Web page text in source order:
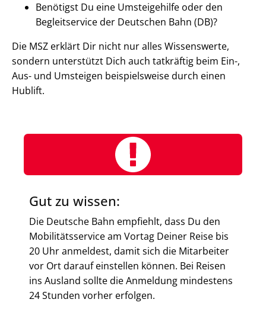
Benötigst Du eine Umsteigehilfe oder den
Begleitservice der Deutschen Bahn (DB)?
Die MSZ erklärt Dir nicht nur alles Wissenswerte,
sondern unterstützt Dich auch tatkräftig beim Ein-,
Aus- und Umsteigen beispielsweise durch einen
Hublift.
Gut zu wissen:
Die Deutsche Bahn empfiehlt, dass Du den
Mobilitätsservice am Vortag Deiner Reise bis
20 Uhr anmeldest, damit sich die Mitarbeiter
vor Ort darauf einstellen können. Bei Reisen
ins Ausland sollte die Anmeldung mindestens
24 Stunden vorher erfolgen.